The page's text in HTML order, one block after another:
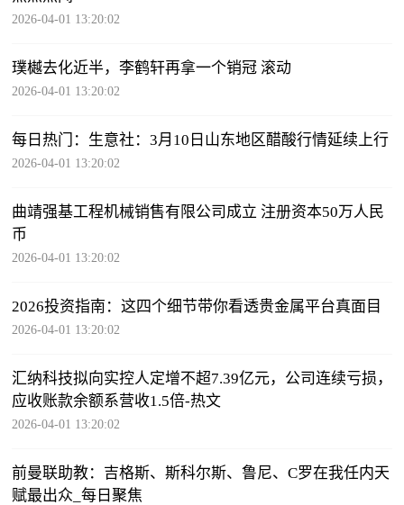
2026-04-01 13:20:02
璞樾去化近半，李鹤轩再拿一个销冠 滚动
2026-04-01 13:20:02
每日热门：生意社：3月10日山东地区醋酸行情延续上行
2026-04-01 13:20:02
曲靖强基工程机械销售有限公司成立 注册资本50万人民
币
2026-04-01 13:20:02
2026投资指南：这四个细节带你看透贵金属平台真面目
2026-04-01 13:20:02
汇纳科技拟向实控人定增不超7.39亿元，公司连续亏损，
应收账款余额系营收1.5倍-热文
2026-04-01 13:20:02
前曼联助教：吉格斯、斯科尔斯、鲁尼、C罗在我任内天
赋最出众_每日聚焦